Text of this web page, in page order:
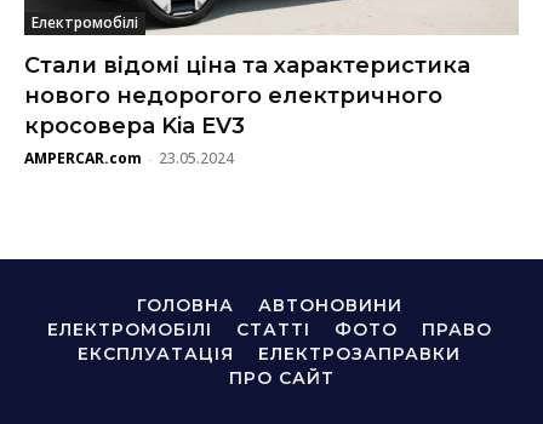
Електромобілі
Стали відомі ціна та характеристика
нового недорогого електричного
кросовера Kia EV3
AMPERCAR.com - 23.05.2024
ГОЛОВНА
АВТОНОВИНИ
ЕЛЕКТРОМОБІЛІ
СТАТТІ ФОТО
ПРАВО
ЕКСПЛУАТАЦІЯ
ЕЛЕКТРОЗАПРАВКИ
ПРО САЙТ